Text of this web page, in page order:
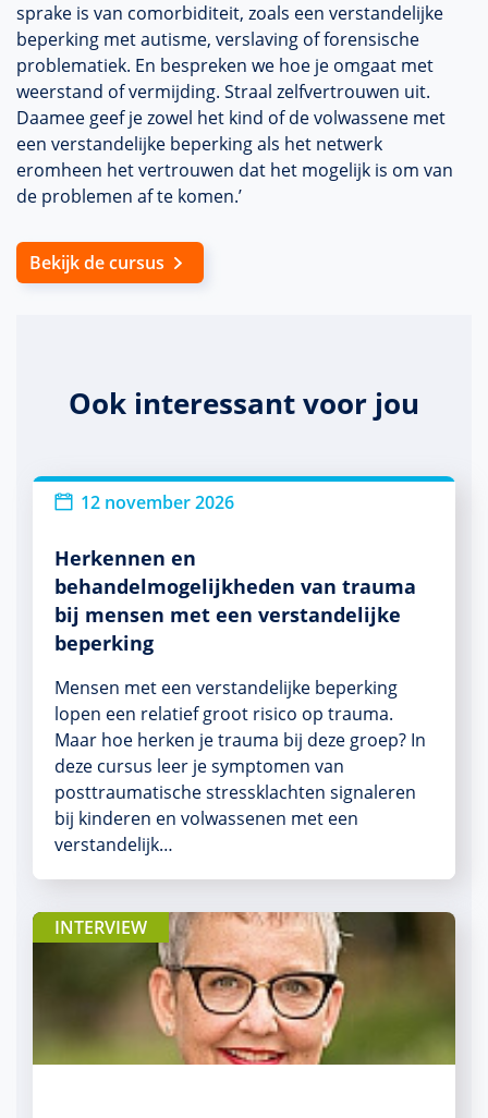
sprake is van comorbiditeit, zoals een verstandelijke
beperking met autisme, verslaving of forensische
problematiek. En bespreken we hoe je omgaat met
weerstand of vermijding. Straal zelfvertrouwen uit.
Daamee geef je zowel het kind of de volwassene met
een verstandelijke beperking als het netwerk
eromheen het vertrouwen dat het mogelijk is om van
de problemen af te komen.’
Bekijk de cursus
Ook interessant voor jou
12 november 2026
Herkennen en
behandelmogelijkheden van trauma
bij mensen met een verstandelijke
beperking
Mensen met een verstandelijke beperking
lopen een relatief groot risico op trauma.
Maar hoe herken je trauma bij deze groep? In
deze cursus leer je symptomen van
posttraumatische stressklachten signaleren
bij kinderen en volwassenen met een
verstandelijk…
INTERVIEW